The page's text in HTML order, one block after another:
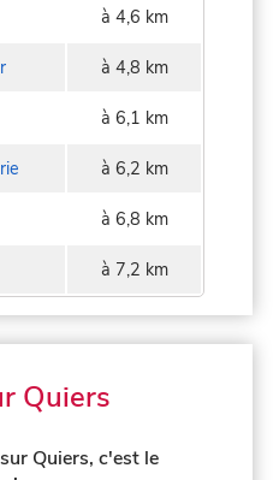
à 4,6 km
à 4,8 km
à 6,1 km
à 6,2 km
à 6,8 km
à 7,2 km
Quiers
Quiers, c'est le